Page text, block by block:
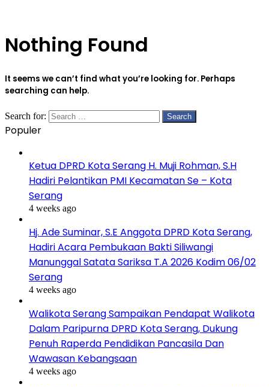
Nothing Found
It seems we can’t find what you’re looking for. Perhaps
searching can help.
Search for:
Populer
Ketua DPRD Kota Serang H. Muji Rohman, S.H
Hadiri Pelantikan PMI Kecamatan Se – Kota
Serang
4 weeks ago
Hj. Ade Suminar, S.E Anggota DPRD Kota Serang,
Hadiri Acara Pembukaan Bakti Siliwangi
Manunggal Satata Sariksa T.A 2026 Kodim 06/02
Serang
4 weeks ago
Walikota Serang Sampaikan Pendapat Walikota
Dalam Paripurna DPRD Kota Serang, Dukung
Penuh Raperda Pendidikan Pancasila Dan
Wawasan Kebangsaan
4 weeks ago